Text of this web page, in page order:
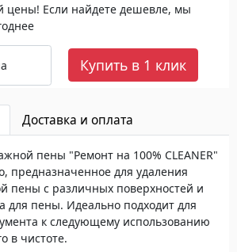
цены! Если найдете дешевле, мы
Купить в 1 клик
Доставка и оплата
пены "Ремонт на 100% CLEANER"
предназначенное для удаления
пены с различных поверхностей и
для пены. Идеально подходит для
к следующему использованию
в чистоте.